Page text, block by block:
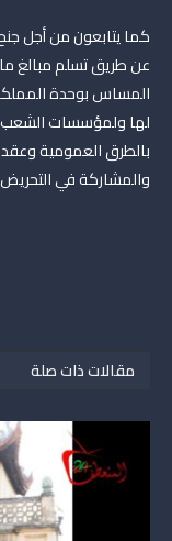
كما يتابعون من أجل
عن طريق تسلم مبالغ
المساس بوحدة
لها ولمؤسسات
بالطرق العمومية
والمشاركة في التحريض
مقالات ذات صلة